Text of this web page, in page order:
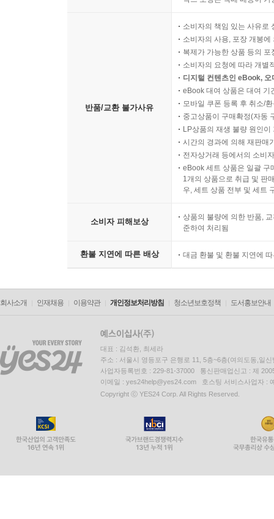
반품/교환 불가사유
소비자의 책임 있는 사유로
소비자의 사용, 포장 개봉
복제가 가능한 상품 등의
소비자의 요청에 따라 개별
디지털 컨텐츠인 eBook,
eBook 대여 상품은 대여 기
모바일 쿠폰 등록 후 취소/
중고상품이 구매확정(자동
LP상품의 재생 불량 원인
시간의 경과에 의해 재판매
전자상거래 등에서의 소비
eBook 세트 상품은 일괄 구
1개의 상품으로 취급 및 판
우, 세트 상품 전부 및 세트
소비자 피해보상
상품의 불량에 의한 반품,
준하여 처리됨
환불 지연에 따른 배상 대금 환불 및 환불 지연에
회사소개 인재채용 이용약관 개인정보처리방침 청소년보호정책 도서홍보안내
대표 : 김석환, 최세라
주소 : 서울시 영등포구 은행로 11, 5층~6층(여의도동,일신
사업자등록번호 : 229-81-37000 통신판매업신고 : 제
이메일 : yes24help@yes24.com 호스팅 서비스사업자 :
Copyright ⓒ YES24 Corp. All Rights Reserved.